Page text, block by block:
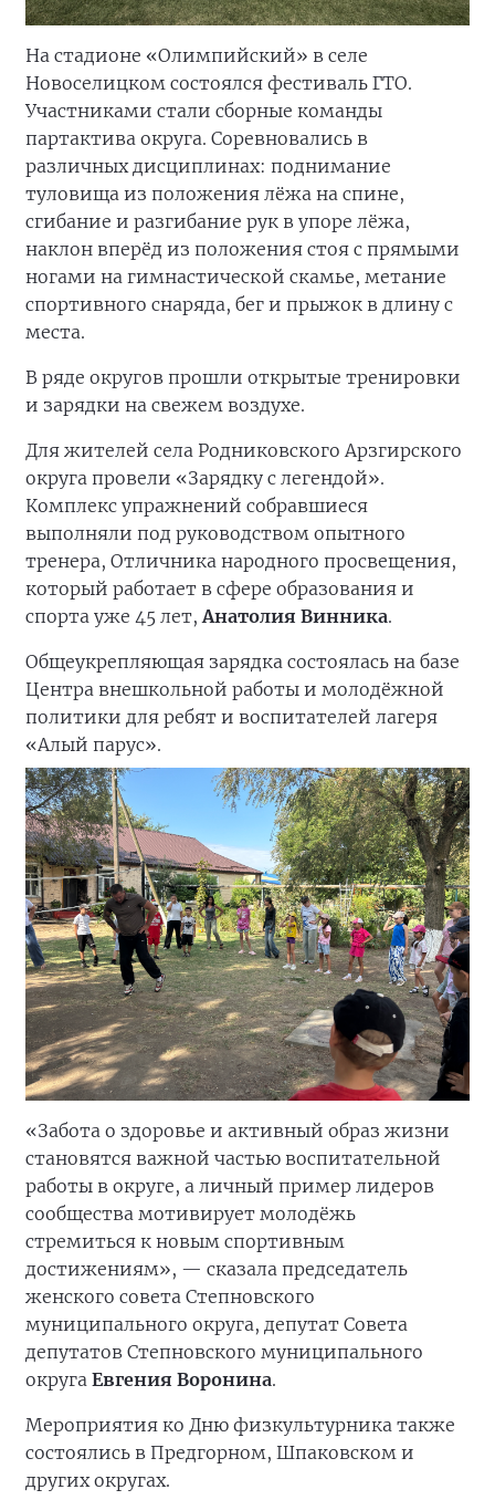
На стадионе «Олимпийский» в селе
Новоселицком состоялся фестиваль ГТО.
Участниками стали сборные команды
партактива округа. Соревновались в
различных дисциплинах: поднимание
туловища из положения лёжа на спине,
сгибание и разгибание рук в упоре лёжа,
наклон вперёд из положения стоя с прямыми
ногами на гимнастической скамье, метание
спортивного снаряда, бег и прыжок в длину с
места.
В ряде округов прошли открытые тренировки
и зарядки на свежем воздухе.
Для жителей села Родниковского Арзгирского
округа провели «Зарядку с легендой».
Комплекс упражнений собравшиеся
выполняли под руководством опытного
тренера, Отличника народного просвещения,
который работает в сфере образования и
спорта уже 45 лет, Анатолия Винника.
Общеукрепляющая зарядка состоялась на базе
Центра внешкольной работы и молодёжной
политики для ребят и воспитателей лагеря
«Алый парус».
«Забота о здоровье и активный образ жизни
становятся важной частью воспитательной
работы в округе, а личный пример лидеров
сообщества мотивирует молодёжь
стремиться к новым спортивным
достижениям», — сказала председатель
женского совета Степновского
муниципального округа, депутат Совета
депутатов Степновского муниципального
округа Евгения Воронина.
Мероприятия ко Дню физкультурника также
состоялись в Предгорном, Шпаковском и
других округах.